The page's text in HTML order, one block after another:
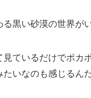
黒い砂漠の世界が
ているだけでポカ
いなのも感じるん